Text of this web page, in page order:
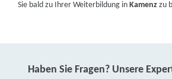
Sie bald zu Ihrer Weiterbildung inKamenz zu
Haben Sie Fragen? Unsere